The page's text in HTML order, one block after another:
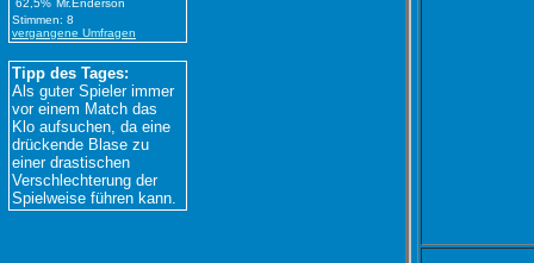
62,5% Mr.Enderson
Stimmen: 8
vergangene Umfragen
Tipp des Tages:
Als guter Spieler immer
vor einem Match das
Klo aufsuchen, da eine
drückende Blase zu
einer drastischen
Verschlechterung der
Spielweise führen kann.